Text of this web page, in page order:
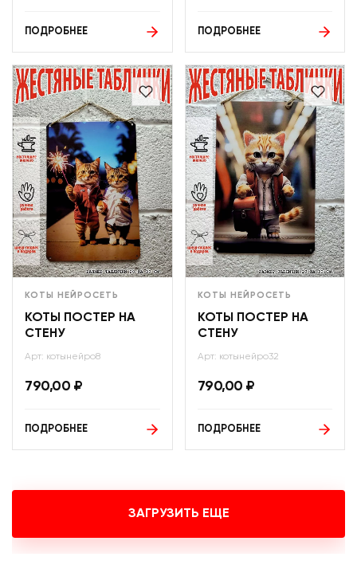
ПОДРОБНЕЕ ПОДРОБНЕЕ
КОТЫ НЕЙРОСЕТЬ
КОТЫ ПОСТЕР НА
СТЕНУ
Арт: котынейро8
790,00 ₽
ПОДРОБНЕЕ
КОТЫ НЕЙРОСЕТЬ
КОТЫ ПОСТЕР НА
СТЕНУ
Арт: котынейро32
790,00 ₽
ПОДРОБНЕЕ
ЗАГРУЗИТЬ ЕЩЕ